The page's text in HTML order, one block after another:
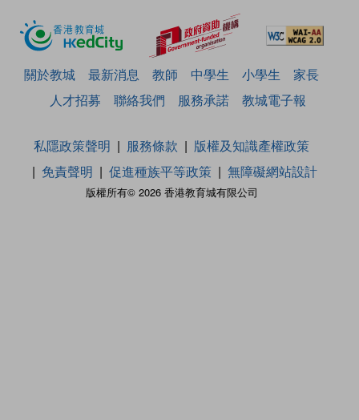
關於教城 最新消息 教師 中學生 小學生
家長
人才招募
聯絡我們 服務承諾 教城電子報
版權所有© 2026 香港教育城有限公司
私隱政策聲明 服務條款
版權及知識產權政策
免責聲明
促進種族平等政策 無障礙網站設計